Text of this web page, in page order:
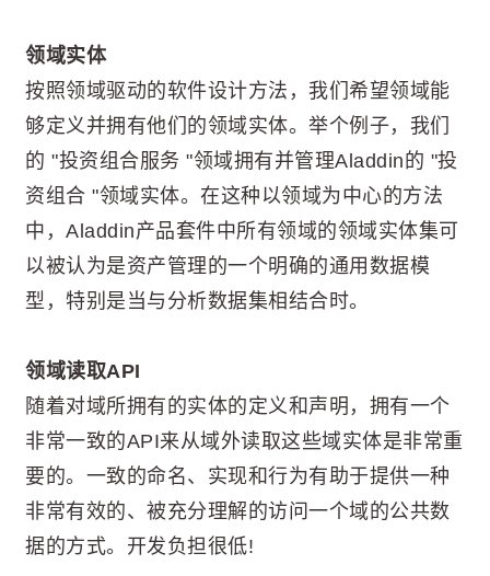
领域实体
按照领域驱动的软件设计方法，我们希望领域能
够定义并拥有他们的领域实体。举个例子，我们
的 "投资组合服务 "领域拥有并管理Aladdin的 "投
资组合 "领域实体。在这种以领域为中心的方法
中，Aladdin产品套件中所有领域的领域实体集可
以被认为是资产管理的一个明确的通用数据模
型，特别是当与分析数据集相结合时。
领域读取API
随着对域所拥有的实体的定义和声明，拥有一个
非常一致的API来从域外读取这些域实体是非常重
要的。一致的命名、实现和行为有助于提供一种
非常有效的、被充分理解的访问一个域的公共数
据的方式。开发负担很低!